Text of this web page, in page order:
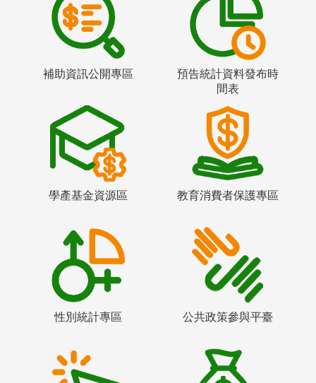
補助資訊公開專區
預告統計資料發布時
間表
學產基金資源區 教育消費者保護專區
性別統計專區 公共政策參與平臺